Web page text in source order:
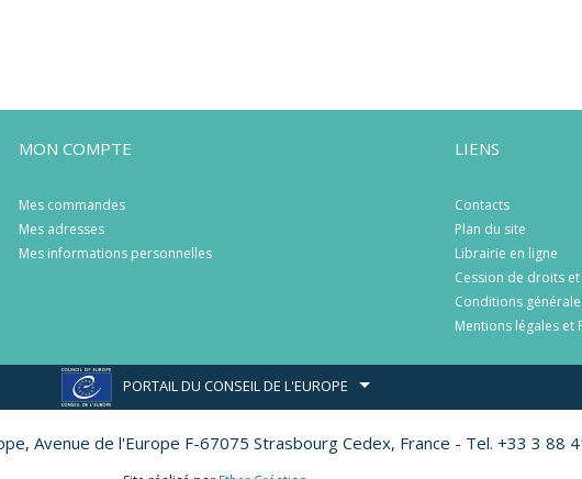
MON COMPTE
Mes commandes
Mes adresses
Mes informations personnelles
LIENS
Contacts
Plan du site
Librairie en ligne
Cession de droits
Conditions
Mentions légales et
PORTAIL DU CONSEIL DE L'EUROPE
Avenue de l'Europe F-67075 Strasbourg Cedex, France - Tel. +33 3 88